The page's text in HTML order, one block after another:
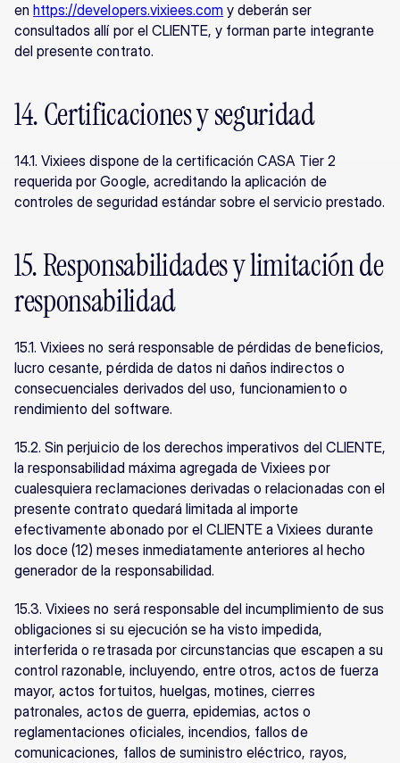
en https://developers.vixiees.com y deberán ser
consultados allí por el CLIENTE, y forman parte integrante
del presente contrato.
14. Certificaciones y seguridad
14.1. Vixiees dispone de la certificación CASA Tier 2
requerida por Google, acreditando la aplicación de
controles de seguridad estándar sobre el servicio prestado.
15. Responsabilidades y limitación de
responsabilidad
15.1. Vixiees no será responsable de pérdidas de beneficios,
lucro cesante, pérdida de datos ni daños indirectos o
consecuenciales derivados del uso, funcionamiento o
rendimiento del software.
15.2. Sin perjuicio de los derechos imperativos del CLIENTE,
la responsabilidad máxima agregada de Vixiees por
cualesquiera reclamaciones derivadas o relacionadas con el
presente contrato quedará limitada al importe
efectivamente abonado por el CLIENTE a Vixiees durante
los doce (12) meses inmediatamente anteriores al hecho
generador de la responsabilidad.
15.3. Vixiees no será responsable del incumplimiento de sus
obligaciones si su ejecución se ha visto impedida,
interferida o retrasada por circunstancias que escapen a su
control razonable, incluyendo, entre otros, actos de fuerza
mayor, actos fortuitos, huelgas, motines, cierres
patronales, actos de guerra, epidemias, actos o
reglamentaciones oficiales, incendios, fallos de
comunicaciones, fallos de suministro eléctrico, rayos,